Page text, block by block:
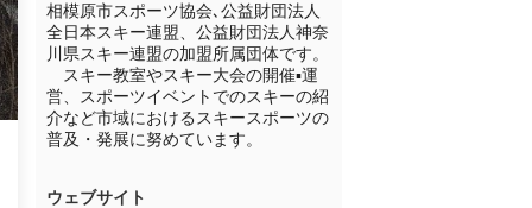
相模原市スポーツ協会､公益財団法人
全日本スキー連盟、公益財団法人神奈
川県スキー連盟の加盟所属団体です。
スキー教室やスキー大会の開催▪運
営、スポーツイベントでのスキーの紹
介など市域におけるスキースポーツの
普及・発展に努めています。
ウェブサイト